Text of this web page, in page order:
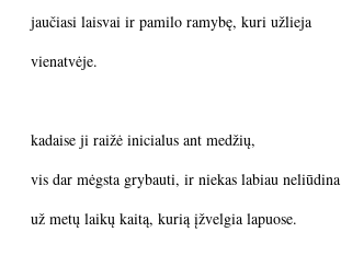
jaučiasi laisvai ir pamilo ramybę, kuri užlieja
vienatvėje.
kadaise ji raižė inicialus ant medžių,
vis dar mėgsta grybauti, ir niekas labiau neliūdina
už metų laikų kaitą, kurią įžvelgia lapuose.